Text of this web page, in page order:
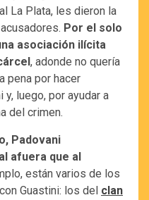
La Plata, les dieron la
Por el solo
asociación ilícita
, adonde no quería
pena por hacer
luego, por ayudar a
del crimen.
Padovani
afuera que al
están varios de los
Guastini: los del clan